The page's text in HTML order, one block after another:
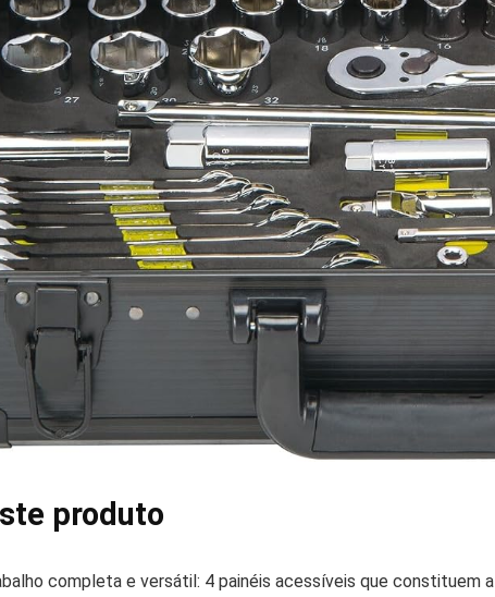
produto
completa e versátil: 4 painéis acessíveis que constituem